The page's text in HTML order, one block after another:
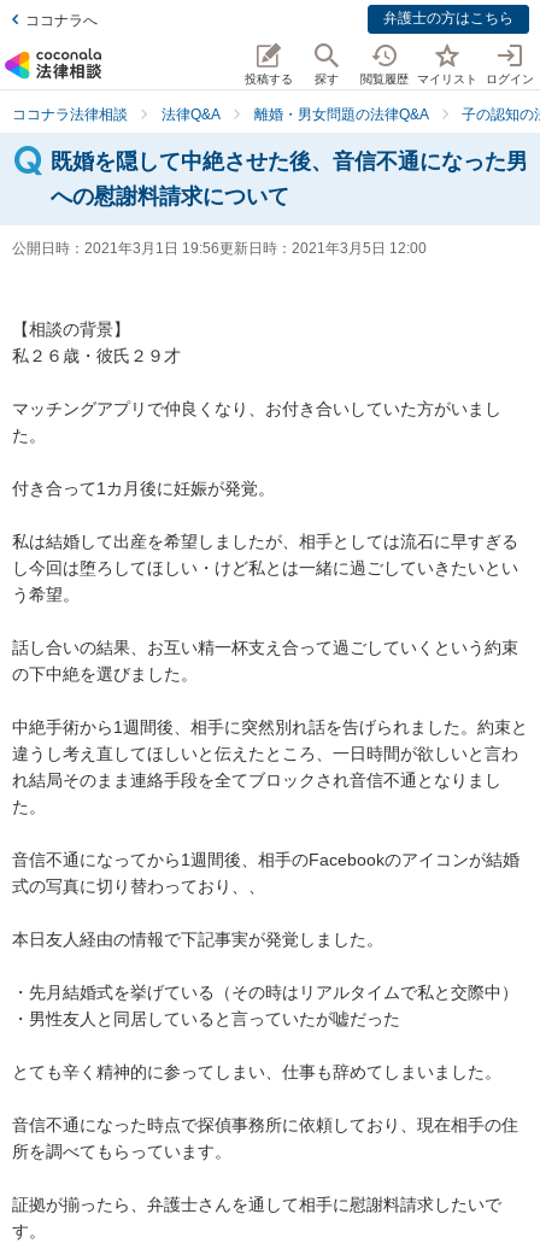
ココナラへ 弁護士の方はこちら
投稿する 探す 閲覧履歴 マイリスト ログイン
ココナラ法律相談 法律Q&A 離婚・男女問題の法律Q&A 子の認知の
既婚を隠して中絶させた後、音信不通になった男
への慰謝料請求について
公開日時： 2021年3月1日 19:56更新日時： 2021年3月5日 12:00
【相談の背景】
私２６歳・彼氏２９才
マッチングアプリで仲良くなり、お付き合いしていた方がいまし
た。
付き合って1カ月後に妊娠が発覚。
私は結婚して出産を希望しましたが、相手としては流石に早すぎる
し今回は堕ろしてほしい・けど私とは一緒に過ごしていきたいとい
う希望。
話し合いの結果、お互い精一杯支え合って過ごしていくという約束
の下中絶を選びました。
中絶手術から1週間後、相手に突然別れ話を告げられました。約束と
違うし考え直してほしいと伝えたところ、一日時間が欲しいと言わ
れ結局そのまま連絡手段を全てブロックされ音信不通となりまし
た。
音信不通になってから1週間後、相手のFacebookのアイコンが結婚
式の写真に切り替わっており、、
本日友人経由の情報で下記事実が発覚しました。
・先月結婚式を挙げている（その時はリアルタイムで私と交際中）
・男性友人と同居していると言っていたが嘘だった
とても辛く精神的に参ってしまい、仕事も辞めてしまいました。
音信不通になった時点で探偵事務所に依頼しており、現在相手の住
所を調べてもらっています。
証拠が揃ったら、弁護士さんを通して相手に慰謝料請求したいで
す。